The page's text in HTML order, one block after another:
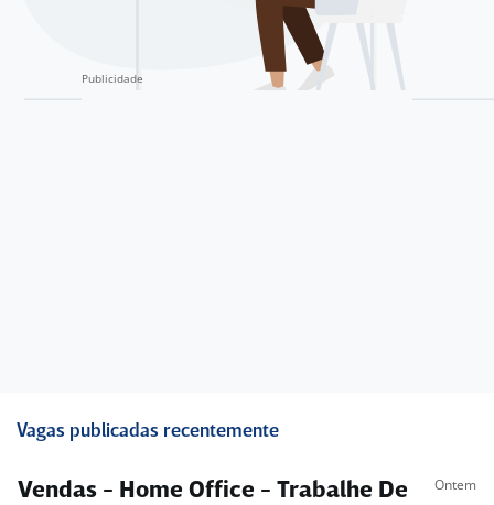
Vagas publicadas recentemente
Vendas - Home Office - Trabalhe De
Ontem